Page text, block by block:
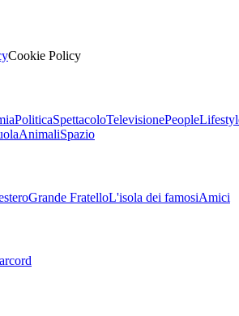
Cookie Policy
PoliticaSpettacoloTelevisionePeople
AnimaliSpazio
Grande FratelloL'isola dei famosiAmici